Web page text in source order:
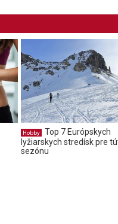
Hobby
Top 7 Európskych
lyžiarskych stredísk pre
sezónu